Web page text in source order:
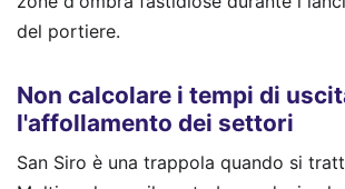
del portiere.
Non calcolare i tempi di
l'affollamento dei settori
San Siro è una trappola quando si